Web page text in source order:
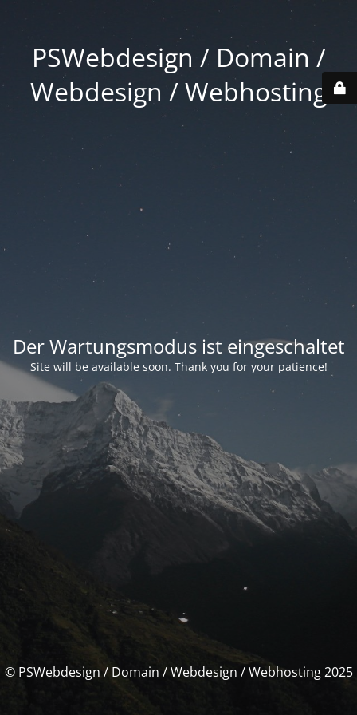
PSWebdesign / Domain /
Webdesign / Webhosting
Der Wartungsmodus ist eingeschaltet
Site will be available soon. Thank you for your patience!
© PSWebdesign / Domain / Webdesign / Webhosting 2025